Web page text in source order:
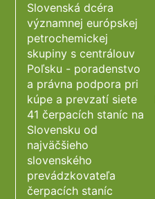
Slovenská dcéra
významnej európskej
petrochemickej
skupiny s centrálouv
Poľsku - poradenstvo
a právna podpora pri
kúpe a prevzatí siete
41 čerpacích staníc na
Slovensku od
najväčšieho
slovenského
prevádzkovateľa
čerpacích staníc